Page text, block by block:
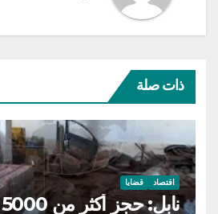
ذات صلة
اقتصاد قضايا